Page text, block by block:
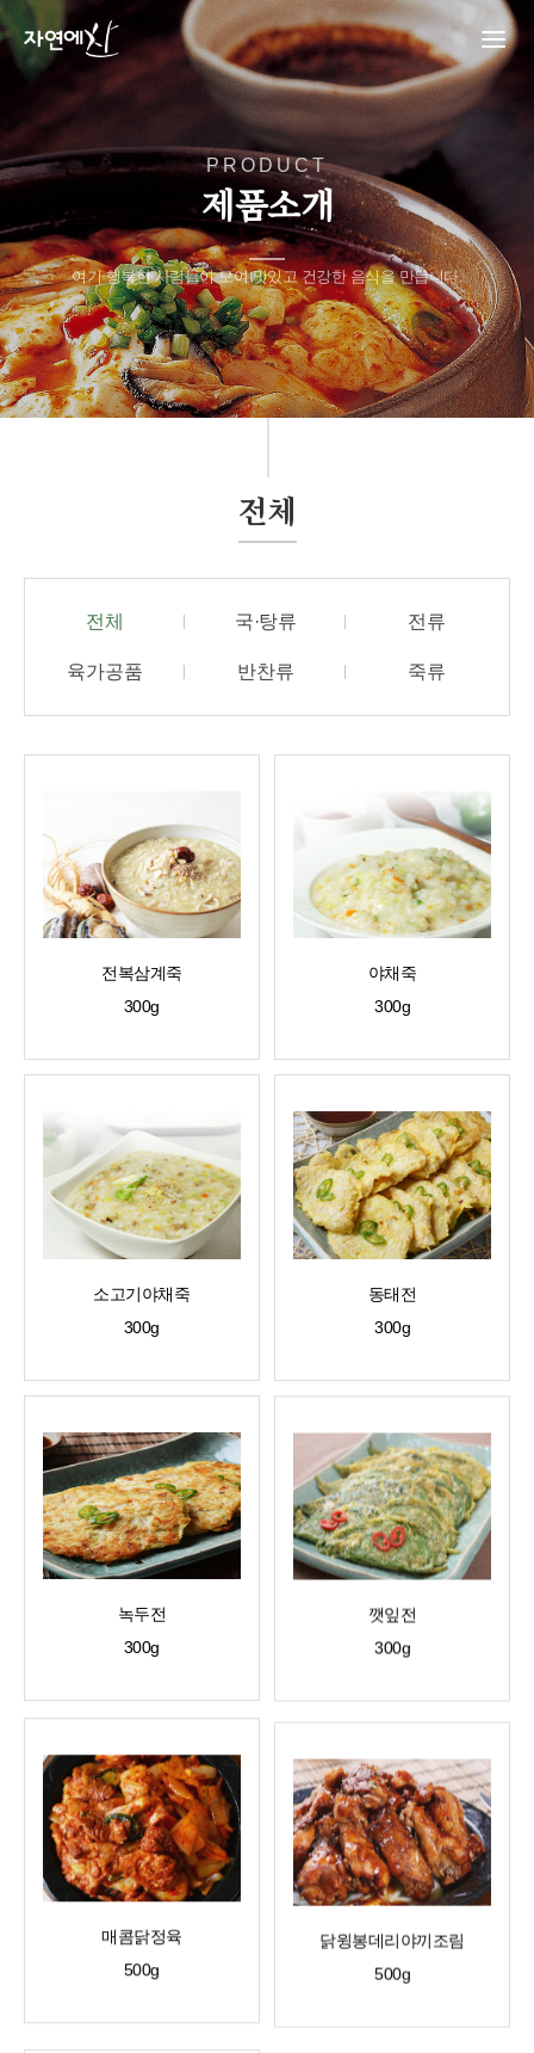
PRODUCT
제품소개
여기 행복한 사람들이 모여 맛있고 건강한 음식을 만듭니다.
전체
전체 국·탕류 전류
육가공품 반찬류 죽류
전복삼계죽
300g
야채죽
300g
소고기야채죽
300g
동태전
300g
녹두전
300g
깻잎전
300g
매콤닭정육
500g
닭윙봉데리야끼조림
500g